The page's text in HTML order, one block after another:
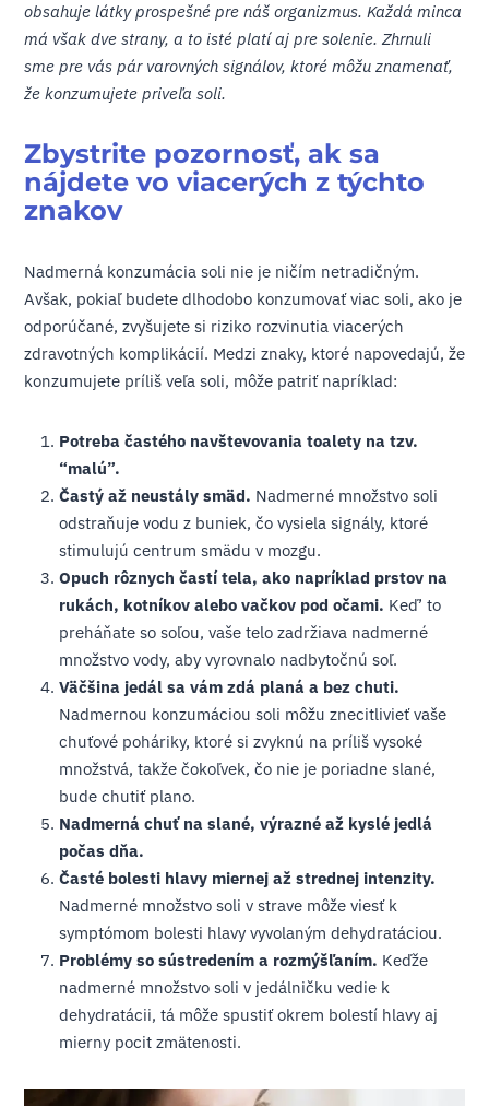
obsahuje látky prospešné pre náš organizmus. Každá minca
má však dve strany, a to isté platí aj pre solenie. Zhrnuli
sme pre vás pár varovných signálov, ktoré môžu znamenať,
že konzumujete priveľa soli.
Zbystrite pozornosť, ak sa
nájdete vo viacerých z týchto
znakov
Nadmerná konzumácia soli nie je ničím netradičným.
Avšak, pokiaľ budete dlhodobo konzumovať viac soli, ako je
odporúčané, zvyšujete si riziko rozvinutia viacerých
zdravotných komplikácií. Medzi znaky, ktoré napovedajú, že
konzumujete príliš veľa soli, môže patriť napríklad:
Potreba častého navštevovania toalety na tzv.
“malú”.
Častý až neustály smäd. Nadmerné množstvo soli
odstraňuje vodu z buniek, čo vysiela signály, ktoré
stimulujú centrum smädu v mozgu.
Opuch rôznych častí tela, ako napríklad prstov na
rukách, kotníkov alebo vačkov pod očami. Keď’ to
preháňate so soľou, vaše telo zadržiava nadmerné
množstvo vody, aby vyrovnalo nadbytočnú soľ.
Väčšina jedál sa vám zdá planá a bez chuti.
Nadmernou konzumáciou soli môžu znecitlivieť vaše
chuťové poháriky, ktoré si zvyknú na príliš vysoké
množstvá, takže čokoľvek, čo nie je poriadne slané,
bude chutiť plano.
Nadmerná chuť na slané, výrazné až kyslé jedlá
počas dňa.
Časté bolesti hlavy miernej až strednej intenzity.
Nadmerné množstvo soli v strave môže viesť k
symptómom bolesti hlavy vyvolaným dehydratáciou.
Problémy so sústredením a rozmýšľaním. Keďže
nadmerné množstvo soli v jedálničku vedie k
dehydratácii, tá môže spustiť okrem bolestí hlavy aj
mierny pocit zmätenosti.